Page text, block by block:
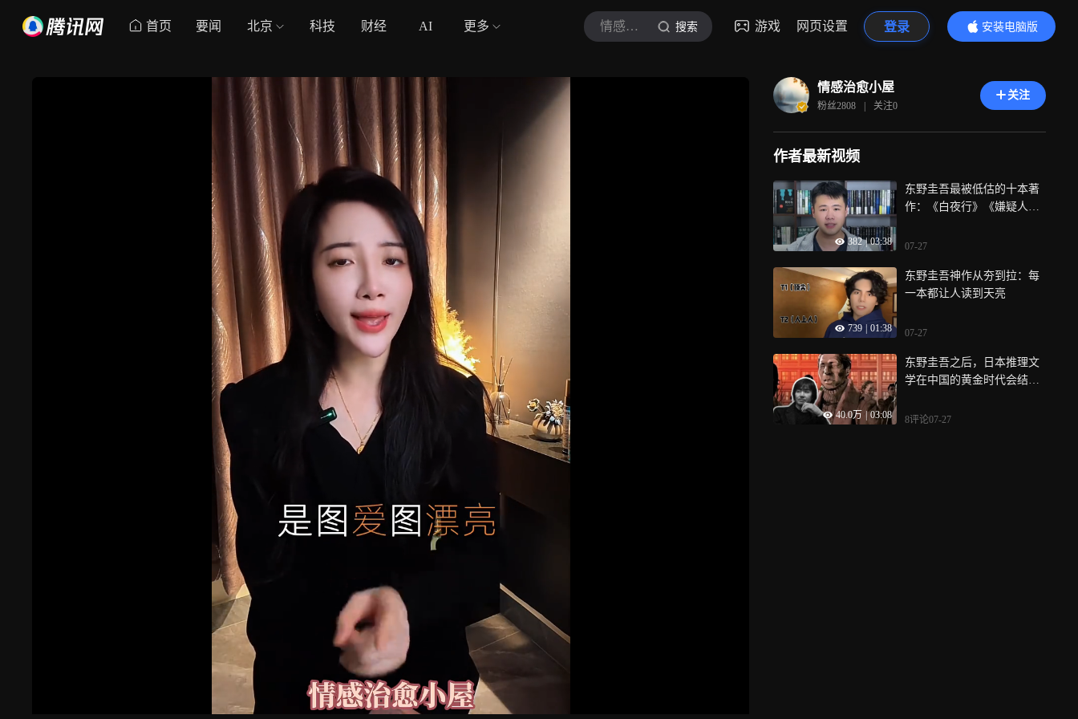
首页 要闻 北京 科技 财经 AI 更多 情感治愈小屋 搜索 游戏 网页设置 登录
安装电脑版
内容更精彩
情感治愈小屋
粉丝2808 | 关注0
关注
作者最新视频
382 | 03:38
东野圭吾最被低估的十本著
作：《白夜行》《嫌疑人X
07-27
739 01:38
东野圭吾神作从夯到拉：每
一本都让人读到天亮
07-27
40.0万 03:08
东野圭吾之后，日本推理文
学在中国的黄金时代会结束
8评论07-27